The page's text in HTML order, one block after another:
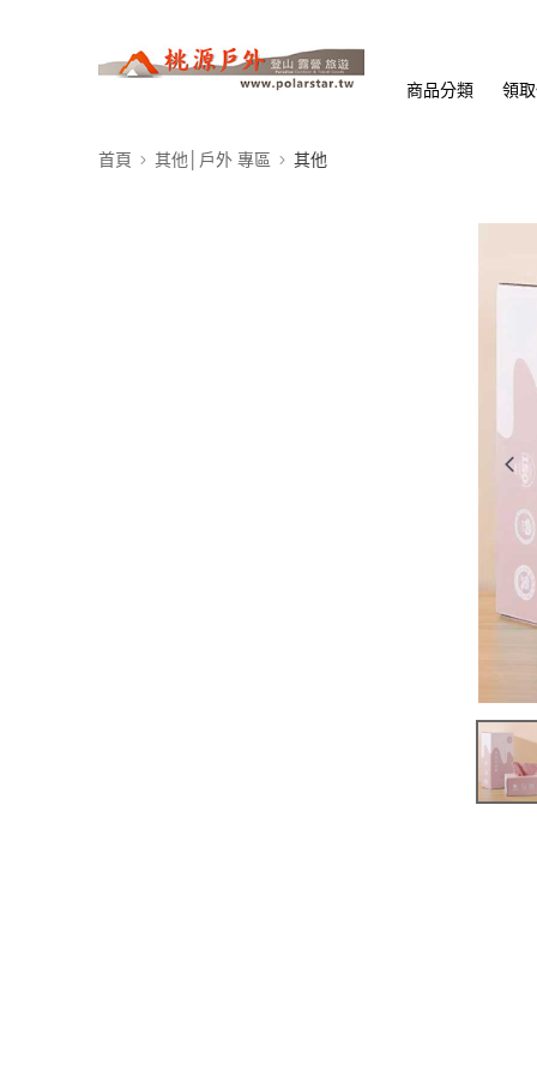
商品分類 領
首頁 其他│戶外 專區 其他